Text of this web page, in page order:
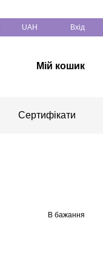
UAH Вхід
Мій кошик
Сертифікати
В бажання